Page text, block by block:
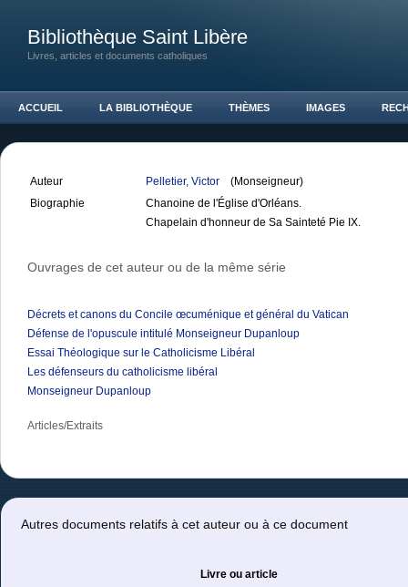
Bibliothèque Saint Libère
Livres, articles et documents catholiques
ACCUEIL LA BIBLIOTHÈQUE THÈMES IMAGES
Auteur Pelletier, Victor
(Monseigneur)
Biographie
Chanoine de l'Église d'Orléans.
Chapelain d'honneur de Sa Sainteté Pie IX.
Ouvrages de cet auteur ou de la même série
Décrets et canons du Concile œcuménique et général du Vatican
Défense de l'opuscule intitulé Monseigneur Dupanloup
Essai Théologique sur le Catholicisme Libéral
Les défenseurs du catholicisme libéral
Monseigneur Dupanloup
Articles/Extraits
Autres documents relatifs à cet auteur ou à ce document
Livre ou article